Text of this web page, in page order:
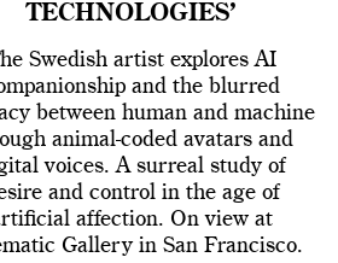
TECHNOLOGIES’
Swedish artist explores AI
and the blurred
between human and machine
animal-coded avatars and
voices. A surreal study of
and control in the age of
affection. On view at
Gallery in San Francisco.